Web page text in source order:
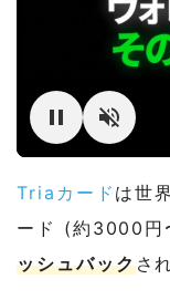
Triaカード は世
ード (約3000円
ッシュバックさ